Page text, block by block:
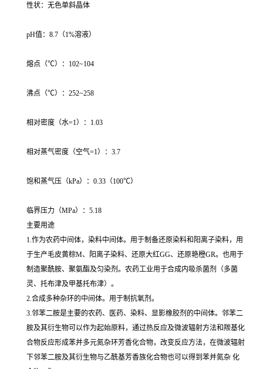
性状：无色单斜晶体
pH值：8.7（1%溶液）
熔点（℃）：102~104
沸点（℃）：252~258
相对密度（水=1）：1.03
相对蒸气密度（空气=1）：3.7
饱和蒸气压（kPa）：0.33（100℃）
临界压力（MPa）：5.18
主要用途
1.作为农药中间体，染料中间体。用于制备还原染料和阳离子染料，用
于生产毛皮黄棕M、阳离子染料、还原大红GG、还原艳橙GR。也用于
制造聚酰胺、聚氨酯及匀染剂。农药工业用于合成内吸杀菌剂（多菌
灵、托布津及甲基托布津）。
2.合成多种杂环的中间体。用于制抗氧剂。
3.邻苯二胺是主要的农药、医药、染料、显影橡胶剂的中间体。邻苯二
胺及其衍生物可以作为起始原料，通过热反应及微波辐射方法和羰基化
合物反应形成苯并多元氮杂环芳香化合物，改变反应方法，在微波辐射
下邻苯二胺及其衍生物与乙酰基芳香族化合物也可以得到苯并氮杂 化